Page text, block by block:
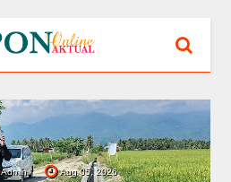
Admin Aug 05, 2026